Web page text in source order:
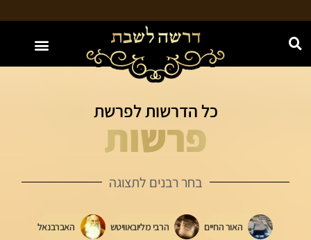
האתר מוקדש לזכות יחיאל בן צילה נ"י
כל הדרשות לפרשת
פרשות
בחר רבנים לתצוגה
האור החיים הרבי מליובאוויטש האברבנאל